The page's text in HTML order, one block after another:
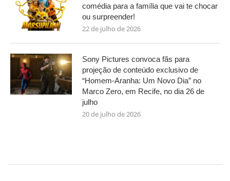
comédia para a família que vai te chocar
ou surpreender!
22 de julho de 2026
Sony Pictures convoca fãs para
projeção de conteúdo exclusivo de
“Homem-Aranha: Um Novo Dia” no
Marco Zero, em Recife, no dia 26 de
julho
20 de julho de 2026